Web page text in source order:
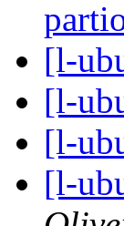
[l-
[l-
[l-
[l-